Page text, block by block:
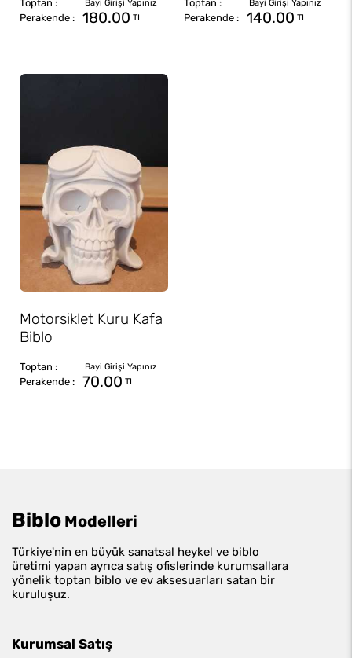
180.00 TL 140.00 TL
Motorsiklet Kuru Kafa
Biblo
70.00 TL
Biblo Modelleri
Türkiye'nin en büyük sanatsal heykel ve biblo
üretimi yapan ayrıca satış ofislerinde kurumsallara
yönelik toptan biblo ve ev aksesuarları satan bir
kuruluşuz.
Kurumsal Satış